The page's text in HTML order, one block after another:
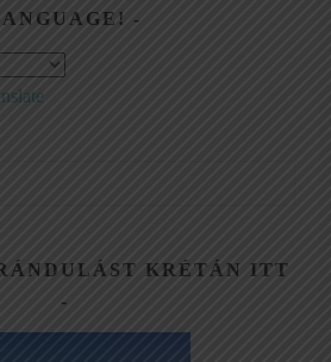
KRÉTÁN ITT